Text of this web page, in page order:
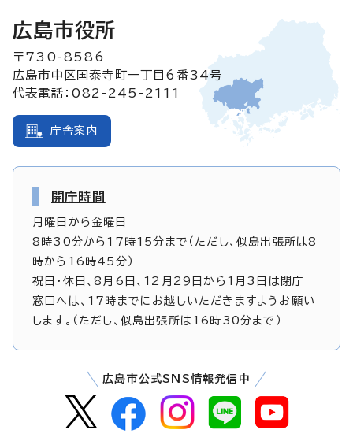
広島市役所
〒730-8586
広島市中区国泰寺町一丁目6番34号
代表電話：082-245-2111
庁舎案内
開庁時間
月曜日から金曜日
8時30分から17時15分まで（ただし、似島出張所は8
時から16時45分）
祝日・休日、8月6日、12月29日から1月3日は閉庁
窓口へは、17時までにお越しいただきますようお願い
します。（ただし、似島出張所は16時30分まで）
広島市公式SNS情報発信中